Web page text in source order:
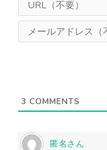
3 COMMENTS
匿名さん